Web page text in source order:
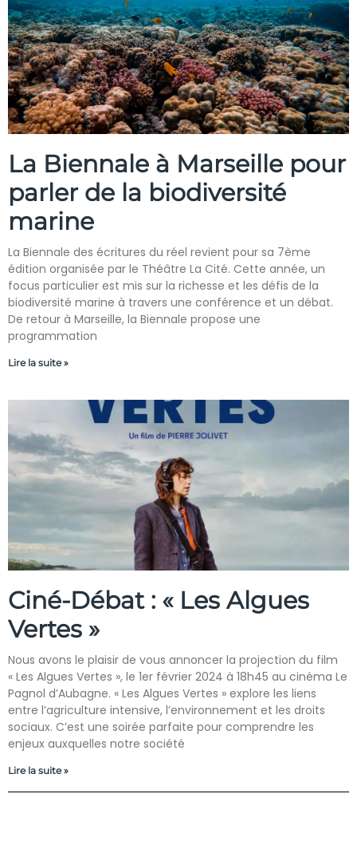
La Biennale à Marseille pour
parler de la biodiversité
marine
La Biennale des écritures du réel revient pour sa 7ème
édition organisée par le Théâtre La Cité. Cette année, un
focus particulier est mis sur la richesse et les défis de la
biodiversité marine à travers une conférence et un débat.
De retour à Marseille, la Biennale propose une
programmation
Lire la suite »
Ciné-Débat : « Les Algues
Vertes »
Nous avons le plaisir de vous annoncer la projection du film
« Les Algues Vertes », le 1er février 2024 à 18h45 au cinéma Le
Pagnol d’Aubagne. « Les Algues Vertes » explore les liens
entre l’agriculture intensive, l’environnement et les droits
sociaux. C’est une soirée parfaite pour comprendre les
enjeux auxquelles notre société
Lire la suite »